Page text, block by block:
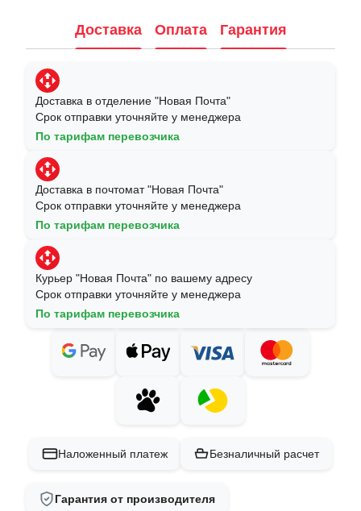
Доставка Оплата Гарантия
Доставка в отделение "Новая Почта"
Срок отправки уточняйте у менеджера
По тарифам перевозчика
Доставка в почтомат "Новая Почта"
Срок отправки уточняйте у менеджера
По тарифам перевозчика
Курьер "Новая Почта" по вашему адресу
Срок отправки уточняйте у менеджера
По тарифам перевозчика
Наложенный платеж Безналичный расчет
Гарантия от производителя